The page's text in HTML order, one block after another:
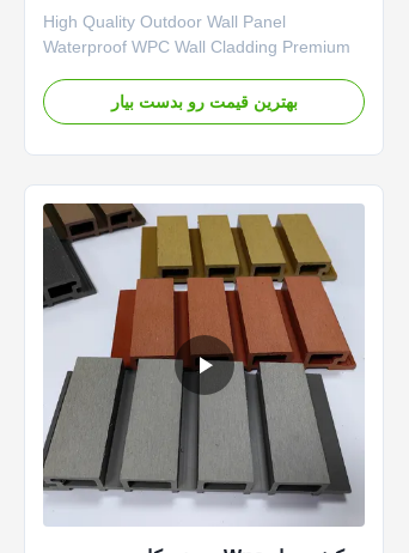
خارجی
High Quality Outdoor Wall Panel
Waterproof WPC Wall Cladding Premium
Composite) wall panels designed for
exterior wall decoration applications.
...
بهترین قیمت رو بدست بیار